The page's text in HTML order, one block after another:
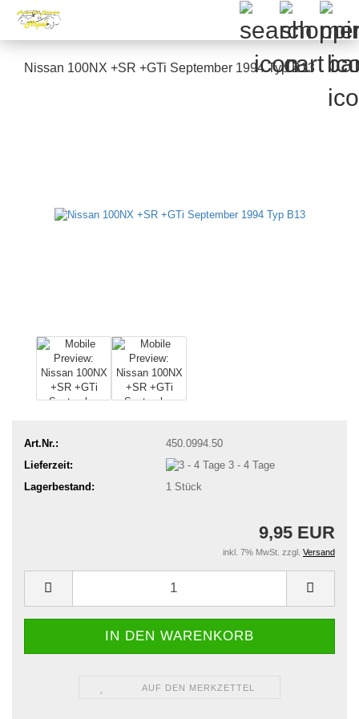
Nissan 100NX +SR +GTi September 1994 Typ B13
Art.Nr.:
450.0994.50
Lieferzeit:
3 - 4 Tage
Lagerbestand:
1 Stück
9,95 EUR
inkl. 7% MwSt. zzgl. Versand
AUF DEN MERKZETTEL